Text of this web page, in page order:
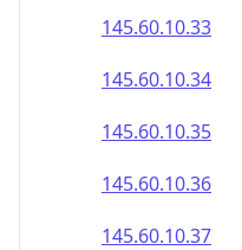
145.60.10.33
145.60.10.34
145.60.10.35
145.60.10.36
145.60.10.37